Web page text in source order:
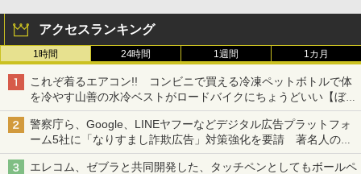
アクセスランキング
1時間 24時間 1週間 1カ月
これぞ着るエアコン!! コンビニで買える冷凍ペットボトルで体
を冷やす山善の水冷ベストがロードバイクにちょうどいい【ぼっ
ち・ざ・ろーど！その14】【空いた時間でなにしてる？】
警察庁ら、Google、LINEヤフーなどデジタル広告プラットフォ
ーム5社に「なりすまし詐欺広告」対策強化を要請 著名人の写
真や映像を使った投資詐欺などへの対策として
エレコム、ゼブラと共同開発した、タッチペンとしてもボールペ